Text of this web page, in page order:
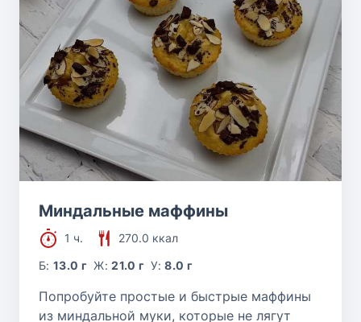
Миндальные маффины
1 ч.
270.0 ккал
Б:13.0 г Ж:21.0 г У:8.0 г
Попробуйте простые и быстрые маффины
из миндальной муки, которые не лягут